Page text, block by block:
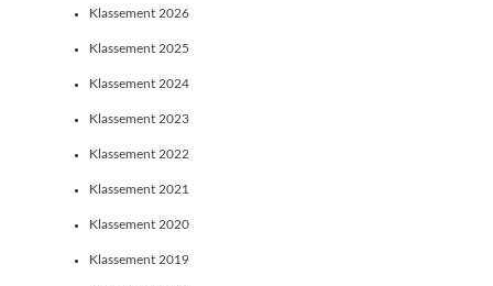
Klassement 2026
Klassement 2025
Klassement 2024
Klassement 2023
Klassement 2022
Klassement 2021
Klassement 2020
Klassement 2019